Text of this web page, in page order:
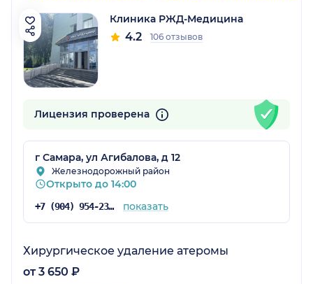
Клиника РЖД-Медицина
4.2 106 отзывов
Лицензия проверена
г Самара, ул Агибалова, д 12
Железнодорожный район
Открыто до 14:00
+7 (904) 954-23-83 показать
Хирургическое удаление атеромы
от 3 650 ₽